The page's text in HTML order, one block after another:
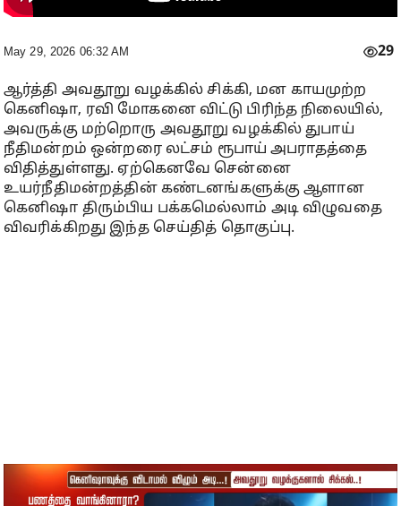
May 29, 2026 06:32 AM 29
ஆர்த்தி அவதூறு வழக்கில் சிக்கி, மன காயமுற்ற
கெனிஷா, ரவி மோகனை விட்டு பிரிந்த நிலையில்,
அவருக்கு மற்றொரு அவதூறு வழக்கில் துபாய்
நீதிமன்றம் ஒன்றரை லட்சம் ரூபாய் அபராதத்தை
விதித்துள்ளது. ஏற்கெனவே சென்னை
உயர்நீதிமன்றத்தின் கண்டனங்களுக்கு ஆளான
கெனிஷா திரும்பிய பக்கமெல்லாம் அடி விழுவதை
விவரிக்கிறது இந்த செய்தித் தொகுப்பு.